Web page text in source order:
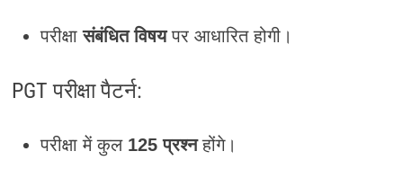
परीक्षासंबंधित विषयपर आधारित होगी।
PGT परीक्षा पैटर्न:
परीक्षा में कुल 125 प्रश्नहोंगे।